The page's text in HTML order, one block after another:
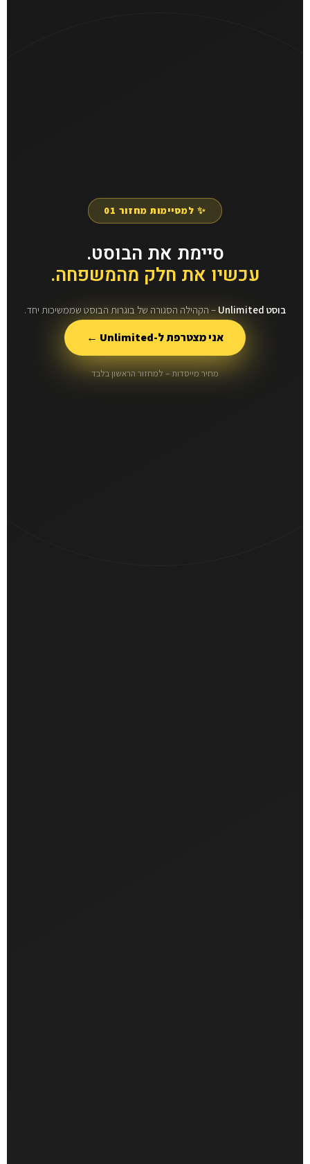
✨ למסיימות מחזור 01
סיימת את הבוסט.
עכשיו את חלק מהמשפחה.
בוסט Unlimited – הקהילה הסגורה של בוגרות הבוסט שממשיכות יחד.
אני מצטרפת ל-Unlimited ←
מחיר מייסדות – למחזור הראשון בלבד